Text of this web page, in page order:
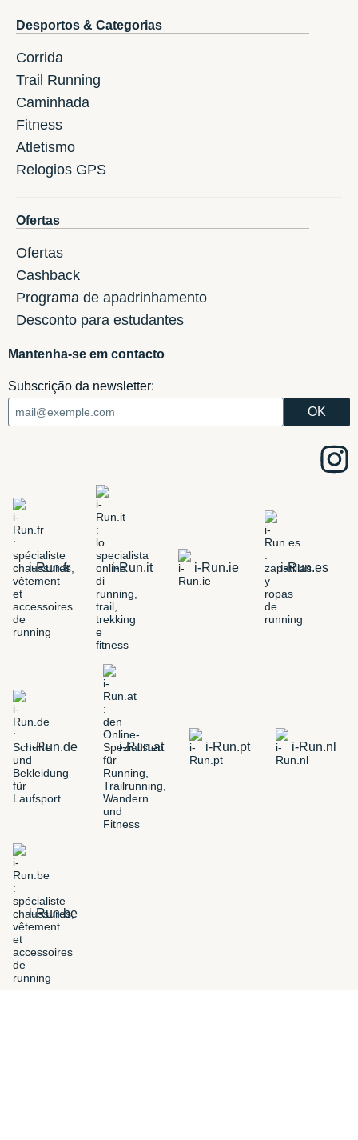
Desportos & Categorias
Corrida
Trail Running
Caminhada
Fitness
Atletismo
Relogios GPS
Ofertas
Ofertas
Cashback
Programa de apadrinhamento
Desconto para estudantes
Mantenha-se em contacto
Subscrição da newsletter:
i-Run.fr i-Run.it i-Run.ie i-Run.es
i-Run.de i-Run.at i-Run.pt i-Run.nl
i-Run.be